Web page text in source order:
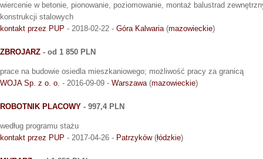
wiercenie w betonie, pionowanie, poziomowanie, montaż balustrad
konstrukcji stalowych
kontakt przez PUP - 2018-02-22 - Góra Kalwaria(mazowieckie)
ZBROJARZ - od 1 850 PLN
prace na budowie osiedla mieszkaniowego; możliwość pracy za granicą
WOJA Sp. z o. o. - 2016-09-09 - Warszawa(mazowieckie)
ROBOTNIK PLACOWY - 997,4 PLN
według programu stażu
kontakt przez PUP - 2017-04-26 - Patrzyków(łódzkie)